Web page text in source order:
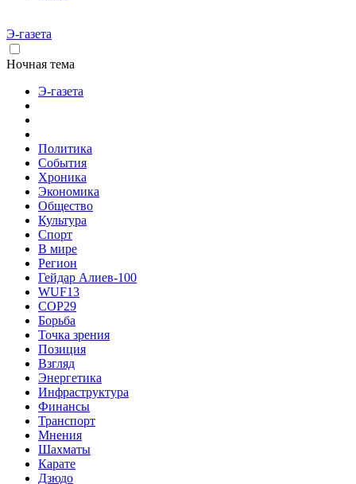
Э-газета
Ночная тема
Э-газета
Политика
События
Хроника
Экономика
Общество
Культура
Спорт
В мире
Регион
Гейдар Алиев-100
WUF13
COP29
Борьба
Точка зрения
Позиция
Взгляд
Энергетика
Инфраструктура
Финансы
Транспорт
Мнения
Шахматы
Карате
Дзюдо